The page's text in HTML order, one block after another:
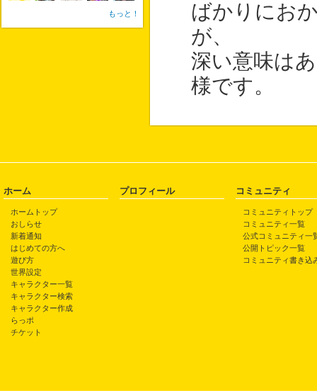
ばかりにお
が、
深い意味は
様です。
もっと！
ホーム
ホームトップ
おしらせ
新着通知
はじめての方へ
遊び方
世界設定
キャラクター一覧
キャラクター検索
キャラクター作成
らっポ
チケット
プロフィール コミュニティ
コミュニティトップ
コミュニティ一覧
公式コミュニティ一
公開トピック一覧
コミュニティ書き込